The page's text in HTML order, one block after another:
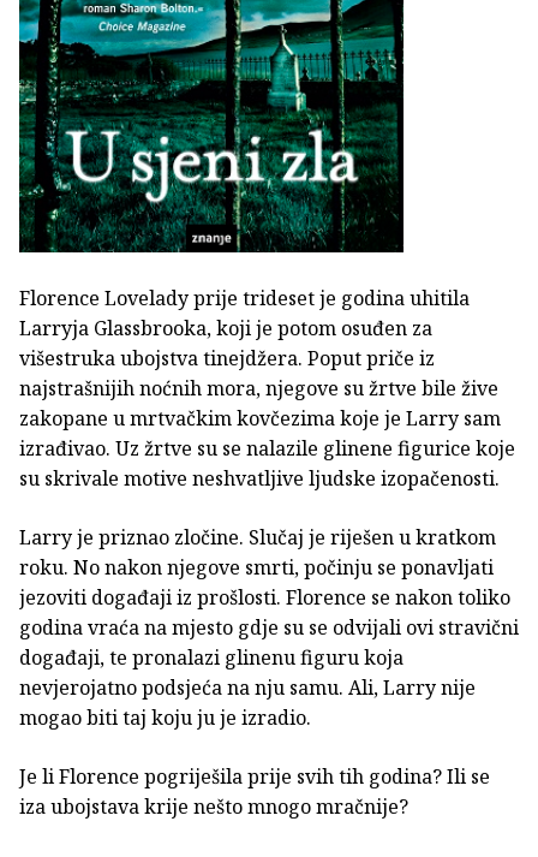
Florence Lovelady prije trideset je godina uhitila
Larryja Glassbrooka, koji je potom osuđen za
višestruka ubojstva tinejdžera. Poput priče iz
najstrašnijih noćnih mora, njegove su žrtve bile žive
zakopane u mrtvačkim kovčezima koje je Larry sam
izrađivao. Uz žrtve su se nalazile glinene figurice koje
su skrivale motive neshvatljive ljudske izopačenosti.
Larry je priznao zločine. Slučaj je riješen u kratkom
roku. No nakon njegove smrti, počinju se ponavljati
jezoviti događaji iz prošlosti. Florence se nakon toliko
godina vraća na mjesto gdje su se odvijali ovi stravični
događaji, te pronalazi glinenu figuru koja
nevjerojatno podsjeća na nju samu. Ali, Larry nije
mogao biti taj koju ju je izradio.
Je li Florence pogriješila prije svih tih godina? Ili se
iza ubojstava krije nešto mnogo mračnije?